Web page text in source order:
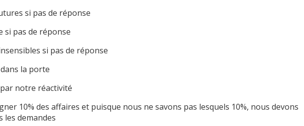
si pas de réponse
si pas de réponse
si pas de réponse
la porte
notre réactivité
10% des affaires et puisque nous ne savons pas lesquels 10%, nous devons
les demandes